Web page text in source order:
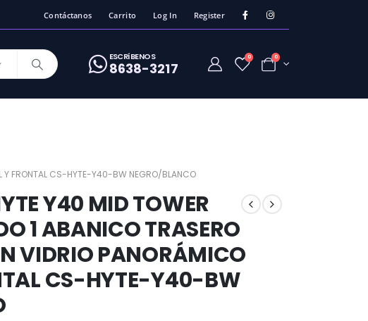
Contáctanos Carrito Log In Register
ESCRíBENOS
8638-3217
0 0
Y FRONTAL CS-HYTE-Y40-BW NEGRO/BLANCO
Y40 MID TOWER
1 ABANICO TRASERO
VIDRIO PANORÁMICO
CS-HYTE-Y40-BW